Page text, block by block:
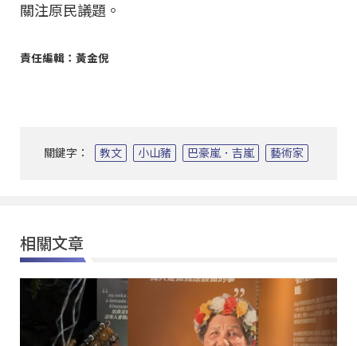
關注原民議題。
責任編輯：黃金倪
關鍵字： 教文 小山豬 巴豪嵐．吉嵐 藝術家
相關文章